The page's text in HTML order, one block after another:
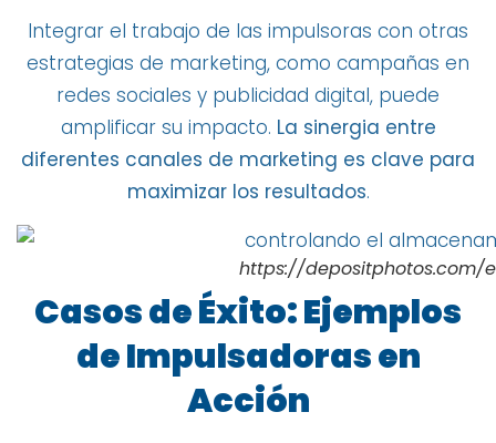
Integrar el trabajo de las impulsoras con otras
estrategias de marketing, como campañas en
redes sociales y publicidad digital, puede
amplificar su impacto. La sinergia entre
diferentes canales de marketing es clave para
maximizar los resultados.
https://depositphotos.com/
Casos de Éxito: Ejemplos
de Impulsadoras en
Acción